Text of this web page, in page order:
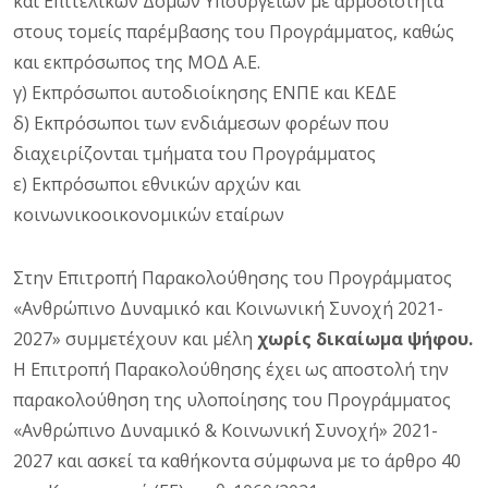
στους τομείς παρέμβασης του Προγράμματος, καθώς
και εκπρόσωπος της ΜΟΔ Α.Ε.
γ) Εκπρόσωποι αυτοδιοίκησης ΕΝΠΕ και ΚΕΔΕ
δ) Εκπρόσωποι των ενδιάμεσων φορέων που
διαχειρίζονται τμήματα του Προγράμματος
ε) Εκπρόσωποι εθνικών αρχών και
κοινωνικοοικονομικών εταίρων
Στην Επιτροπή Παρακολούθησης του Προγράμματος
«Ανθρώπινο Δυναμικό και Κοινωνική Συνοχή 2021-
2027» συμμετέχουν και μέλη χωρίς δικαίωμα ψήφου.
Η Επιτροπή Παρακολούθησης έχει ως αποστολή την
παρακολούθηση της υλοποίησης του Προγράμματος
«Ανθρώπινο Δυναμικό & Κοινωνική Συνοχή» 2021-
2027 και ασκεί τα καθήκοντα σύμφωνα με το άρθρο 40